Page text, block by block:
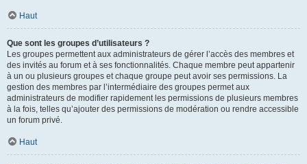
Haut
Que sont les groupes d’utilisateurs ?
Les groupes permettent aux administrateurs de gérer l’accès des membres et
des invités au forum et à ses fonctionnalités. Chaque membre peut appartenir
à un ou plusieurs groupes et chaque groupe peut avoir ses permissions. La
gestion des membres par l’intermédiaire des groupes permet aux
administrateurs de modifier rapidement les permissions de plusieurs membres
à la fois, telles qu’ajouter des permissions de modération ou rendre accessible
un forum privé.
Haut